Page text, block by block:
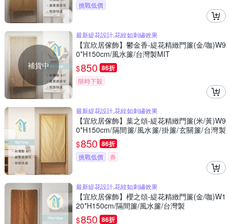
挑戰低價
補貨中
最新緹花設計,花紋如刺繡效果
【宜欣居傢飾】鬱金香-緹花精緻門簾(金/咖)W9
0*H150cm/風水簾/台灣製MIT
$850 86折
限時下殺
最新緹花設計,花紋如刺繡效果
【宜欣居傢飾】葉之頌-緹花精緻門簾(米/黃)W9
0*H150cm/隔間簾/風水簾/掛簾/玄關簾/台灣製
MIT
$850 86折
挑戰低價 券
最新緹花設計,花紋如刺繡效果
【宜欣居傢飾】櫻之頌-緹花精緻門簾(金/咖)W1
20*H150cm/隔間簾/風水簾/台灣製
$850 86折